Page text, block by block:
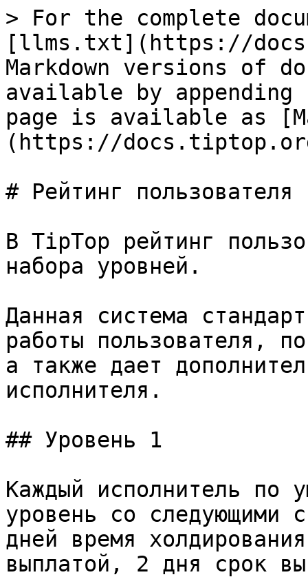
> For the complete
[llms.txt](https://
Markdown versions of
available by
page is available as
(https://
# Рейтинг пользователя
В TipTop рейтинг
набора уровней.
Данная система
работы пользователя,
а также дает
исполнителя.
## Уровень 1
Каждый исполнитель по
уровень со следующими
дней время
выплатой, 2 дня срок